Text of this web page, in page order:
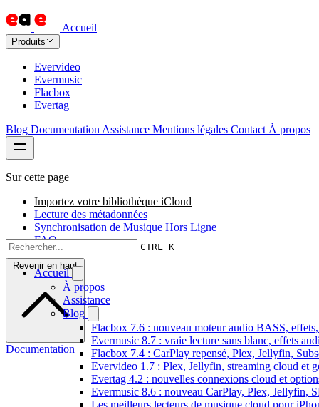
Accueil
Produits
Evervideo
Evermusic
Flacbox
Evertag
Blog Documentation Assistance Mentions légales Contact À propos
CTRL K
Accueil
À propos
Assistance
Blog
Flacbox 7.6 : nouveau moteur audio BASS,
Evermusic 8.7 : vraie lecture sans blanc, effets
Flacbox 7.4 : CarPlay repensé, Plex, Jellyfin,
Evervideo 1.7 : Plex, Jellyfin, streaming cloud et
Evertag 4.2 : nouvelles connexions cloud et
Evermusic 8.6 : nouveau CarPlay, Plex, Jellyfin,
Les meilleurs lecteurs de musique cloud pour
Sur cette page
Importez votre bibliothèque iCloud
Lecture des métadonnées
Synchronisation de Musique Hors Ligne
FAQ
Revenir en haut
Documentation